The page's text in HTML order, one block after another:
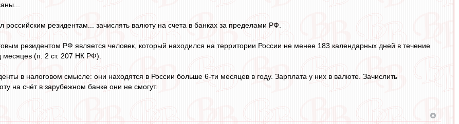
российским резидентам... зачислять валюту на счета в банках за пределами РФ.
резидентом РФ является человек, который находился на территории России не менее 183 календарных дней в течение
(п. 2 ст. 207 НК РФ).
в налоговом смысле: они находятся в России больше 6-ти месяцев в году. Зарплата у них в валюте. Зачислить
на счёт в зарубежном банке они не смогут.